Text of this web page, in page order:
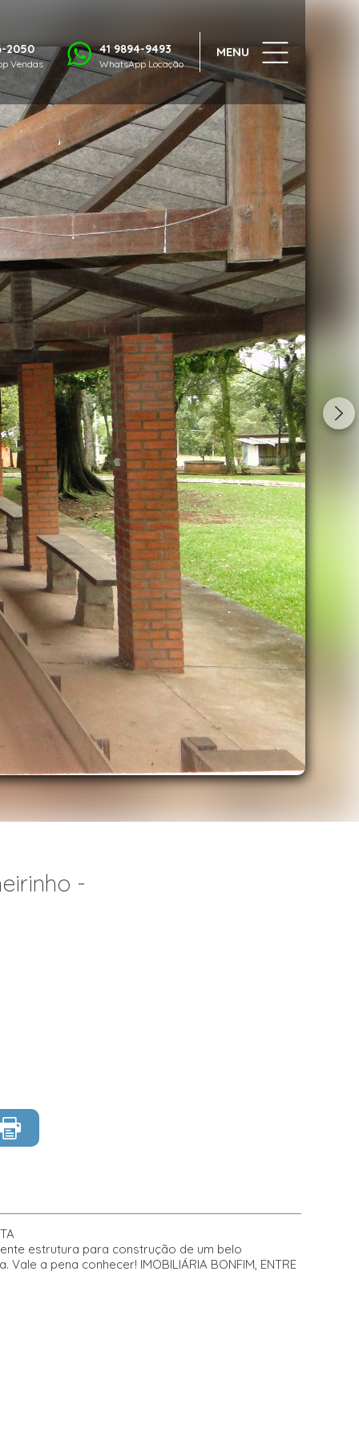
2050
Vendas
41 9894-9493
WhatsApp Locação
MENU
-
estrutura para construção de um belo
a pena conhecer! IMOBILIÁRIA BONFIM, ENTRE